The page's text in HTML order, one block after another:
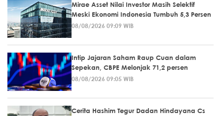
Mirae Asset Nilai Investor Masih Selektif
Meski Ekonomi Indonesia Tumbuh 5,3 Persen
08/08/2026 09:09 WIB
Intip Jajaran Saham Raup Cuan dalam
Sepekan, CBPE Melonjak 71,2 persen
08/08/2026 09:05 WIB
Cerita Hashim Tegur Dadan Hindayana Cs